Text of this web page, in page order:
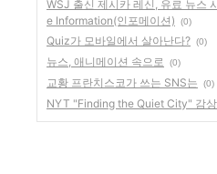
WSJ 출신 제시카 레신, 유료 뉴스
e Information(인포메이션)
(0)
Quiz가 모바일에서 살아난다? (0)
뉴스, 애니메이션 속으로 (0)
교황 프란치스코가 쓰는 SNS는 (0)
NYT "Finding the Quiet City" 감